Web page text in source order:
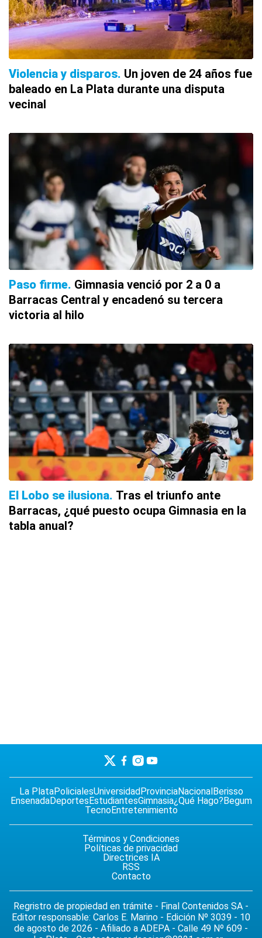
Violencia y disparos Un joven de 24 años fue
baleado en La Plata durante una disputa
vecinal
Paso firme Gimnasia venció por 2 a 0 a
Barracas Central y encadenó su tercera
victoria al hilo
El Lobo se ilusiona Tras el triunfo ante
Barracas, ¿qué puesto ocupa Gimnasia en la
tabla anual?
La PlataPolicialesUniversidadProvinciaNacionalBerisso
EnsenadaDeportesEstudiantesGimnasia¿Qué Hago?Begum
TecnoEntretenimiento
Términos y Condiciones
Políticas de privacidad
Directrices IA
RSS
Contacto
Regristro de propiedad en trámite - Final Contenidos SA -
Editor responsable: Carlos E. Marino - Edición Nº 3039 - 10
de agosto de 2026 - Afiliado a ADEPA - Calle 49 Nº 609 -